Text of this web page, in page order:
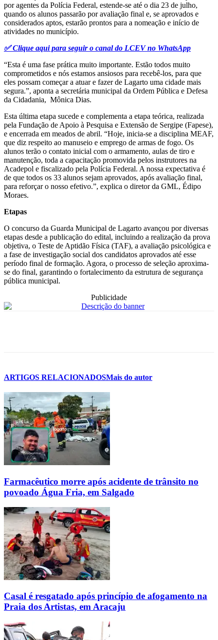
por agentes da Polícia Federal, estende-se até o dia 23 de julho,
quando os alunos passarão por avaliação final e, se aprovados e
considerados aptos, estarão prontos para a nomeação e início de
atividades no município.
✅ Clique aqui para seguir o canal do LCEV no WhatsApp
“Esta é uma fase prática muito importante. Estão todos muito
comprometidos e nós estamos ansiosos para recebê-los, para que
eles possam começar a atuar e fazer de Lagarto uma cidade mais
segura.”, aponta a secretária municipal da Ordem Pública e Defesa
da Cidadania, Mônica Dias.
Esta última etapa sucede e complementa a etapa teórica, realizada
pela Fundação de Apoio à Pesquisa e Extensão de Sergipe (Fapese),
e encerrada em meados de abril. “Hoje, inicia-se a disciplina MEAF,
que diz respeito ao manuseio e emprego de armas de fogo. Os
alunos terão o contato inicial com o armamento, aulas de tiro e
manutenção, toda a capacitação promovida pelos instrutores na
Acadepol e fiscalizado pela Polícia Federal. A nossa expectativa é
de que todos os 33 alunos sejam aprovados, após avaliação final,
para reforçar o nosso efetivo.”, explica o diretor da GML, Édipo
Moraes.
Etapas
O concurso da Guarda Municipal de Lagarto avançou por diversas
etapas desde a publicação do edital, incluindo a realização da prova
objetiva, o Teste de Aptidão Física (TAF), a avaliação psicológica e
a fase de investigação social dos candidatos aprovados até esse
período final de formação. Agora, o processo de seleção aproxima-
se do final, garantindo o fortalecimento da estrutura de segurança
pública municipal.
Publicidade
ARTIGOS RELACIONADOSMais do autor
Farmacêutico morre após acidente de trânsito no
povoado Água Fria, em Salgado
Casal é resgatado após princípio de afogamento na
Praia dos Artistas, em Aracaju